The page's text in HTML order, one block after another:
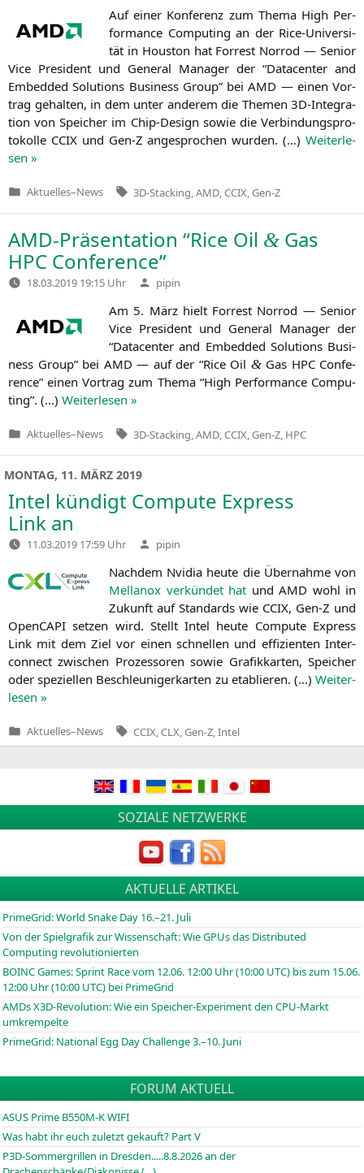
Auf einer Kon­fe­renz zum The­ma High Per­
for­mance Com­pu­ting an der Rice-Uni­ver­si­
tät in Hous­ton hat For­rest Nor­rod — Seni­or
Vice Pre­si­dent und Gene­ral Mana­ger der “Dat­a­cen­ter and
Embedded Solu­ti­ons Busi­ness Group” beiAMD — einen Vor­
trag gehal­ten, in dem unter ande­rem die The­men 3D-Inte­gra­
ti­on von Spei­cher im Chip-Design sowie die Ver­bin­dungs­pro­
to­kol­le CCIXund Gen‑Z ange­spro­chen wur­den. (…)Wei­ter­le­
sen »
Veröffentlicht
Aktuelles–News Tags:
3D-Stacking AMD CCIX Gen-Z
AMD-Präsentation “Rice Oil & Gas
HPC Conference”
18.03.2019 19:15 Uhr Verfasst
von
pipin
Am 5. März hielt For­rest Nor­rod — Seni­or
Vice Pre­si­dent und Gene­ral Mana­ger der
“Dat­a­cen­ter and Embedded Solu­ti­ons Busi­
ness Group” bei AMD — auf der “Rice Oil &Gas HPCCon­fe­
rence” einen Vor­trag zum The­ma “High Per­for­mance Com­pu­
ting”. (…) Wei­ter­le­sen »
Veröffentlicht
Aktuelles–News Tags:
3D-Stacking AMD CCIX Gen-Z HPC
MONTAG, 11. MÄRZ 2019
Intel kündigt Compute Express
Link an
11.03.2019 17:59 Uhr Verfasst
von
pipin
Nach­dem Nvi­dia heu­te die Über­nah­me von
Mel­lan­ox ver­kün­det hat und AMD wohl in
Zukunft auf Stan­dards wie CCIX, Gen‑Z und
Open­CA­PI set­zen wird. Stellt Intel heu­te Com­pu­te Express
Link mit dem Ziel vor einen schnel­len und effi­zi­en­ten Inter­
con­nect zwi­schen Pro­zes­so­ren sowie Gra­fik­kar­ten, Spei­cher
oder spe­zi­el­len Beschleu­ni­ger­kar­ten zu eta­blie­ren. (…) Wei­ter­
le­sen »
Veröffentlicht
in
Aktuelles–News Tags:
CCIX CLX Gen-Z Intel
SOZIALE NETZWERKE
AKTUELLE ARTIKEL
PrimeGrid: World Snake Day 16.–21. Juli
Von der Spielgrafik zur Wissenschaft: Wie GPUs das Distributed
Computing revolutionierten
BOINCGames: Sprint Race vom 12.06. 12:00 Uhr (10:00 UTC) bis zum 15.06.
12:00 Uhr (10:00 UTC) bei PrimeGrid
AMDs X3D-Revolution: Wie ein Speicher-Experiment den CPU-Markt
umkrempelte
PrimeGrid: National Egg Day Challenge 3.–10. Juni
FORUM AKTUELL
ASUS Prime B550M-K WIFI
Was habt ihr euch zuletzt gekauft? Part V
P3D-Sommergrillen in Dresden.....8.8.2026 an der